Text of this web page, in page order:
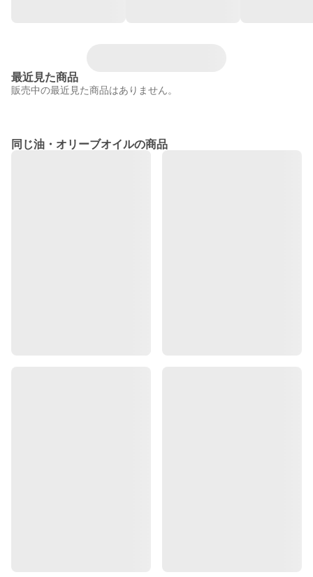
最近見た商品
販売中の最近見た商品はありません。
同じ油・オリーブオイルの商品